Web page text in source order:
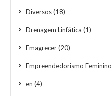
Diversos(18)
Drenagem Linfática (1)
Emagrecer(20)
Empreendedorismo Feminino
en (4)